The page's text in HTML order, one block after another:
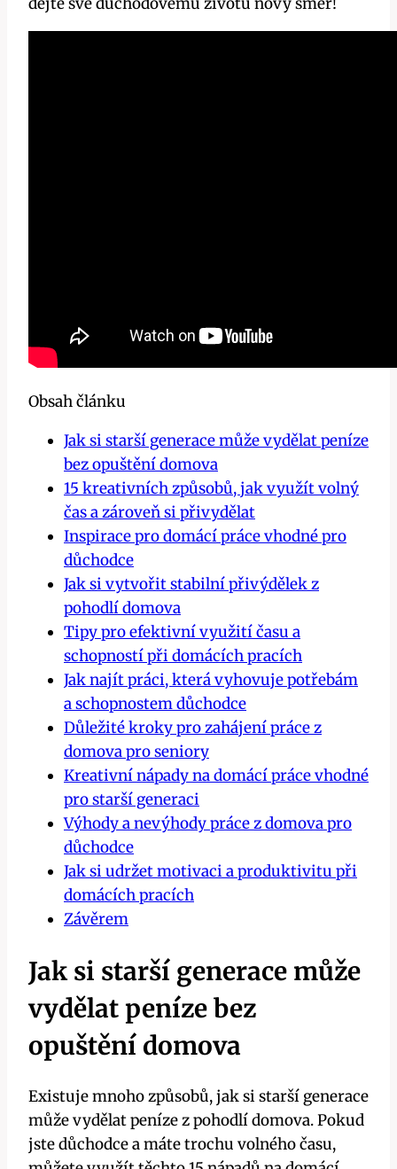
Obsah článku
Jak si starší generace může vydělat peníze
bez opuštění domova
15 kreativních způsobů, jak využít volný
čas a zároveň si přivydělat
Inspirace pro domácí práce vhodné pro
důchodce
Jak si vytvořit stabilní přivýdělek z
pohodlí domova
Tipy pro efektivní využití času a
schopností při domácích pracích
Jak najít práci, která vyhovuje potřebám
a schopnostem důchodce
Důležité kroky pro zahájení práce z
domova pro seniory
Kreativní nápady na domácí práce vhodné
pro starší generaci
Výhody a nevýhody práce z domova pro
důchodce
Jak si udržet motivaci a produktivitu při
domácích pracích
Závěrem
Jak si starší generace může
vydělat peníze bez
opuštění domova
Existuje mnoho způsobů, jak si starší generace
může vydělat peníze z pohodlí domova. Pokud
jste důchodce a máte trochu volného času,